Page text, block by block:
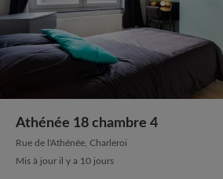
Athénée 18 chambre 4
Rue de l'Athénée, Charleroi
Mis à jour il y a 10 jours